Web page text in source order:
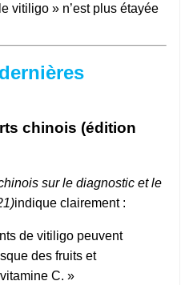
vitiligo » n’est plus étayée
chinois (édition
sur le diagnostic et le
indique clairement :
de vitiligo peuvent
des fruits et
C. »